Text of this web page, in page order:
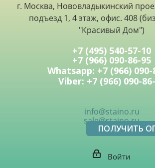
г. Москва, Нововладыкинский
подъезд 1, 4 этаж, офис. 408
"Красивый Дом")
+7 (495) 540-57-10
+7 (966) 090-86-95
Whatsapp: +7 (966) 090-
Viber: +7 (966) 090-
info@staino.ru
sale@staino.ru
Войти
ПОЛУЧИТЬ